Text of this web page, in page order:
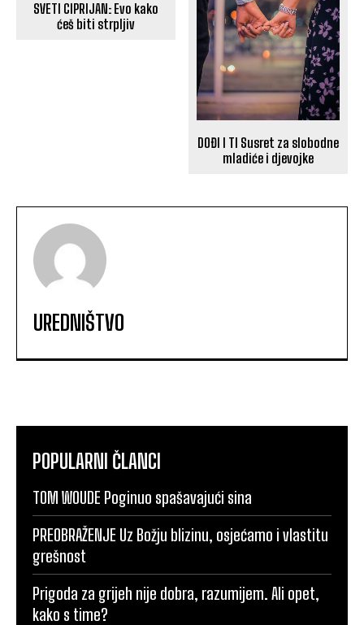
SVETI CIPRIJAN: Evo kako
ćeš biti strpljiv
DOĐI I TI Susret za slobodne
mladiće i djevojke
UREDNIŠTVO
POPULARNI ČLANCI
TOM WOUDE Poginuo spašavajući sina
PREOBRAŽENJE Uz Božju blizinu, osjećamo i vlastitu
grešnost
Prigoda za grijeh nije dobra, razumijem. Ali opet,
kako s time?